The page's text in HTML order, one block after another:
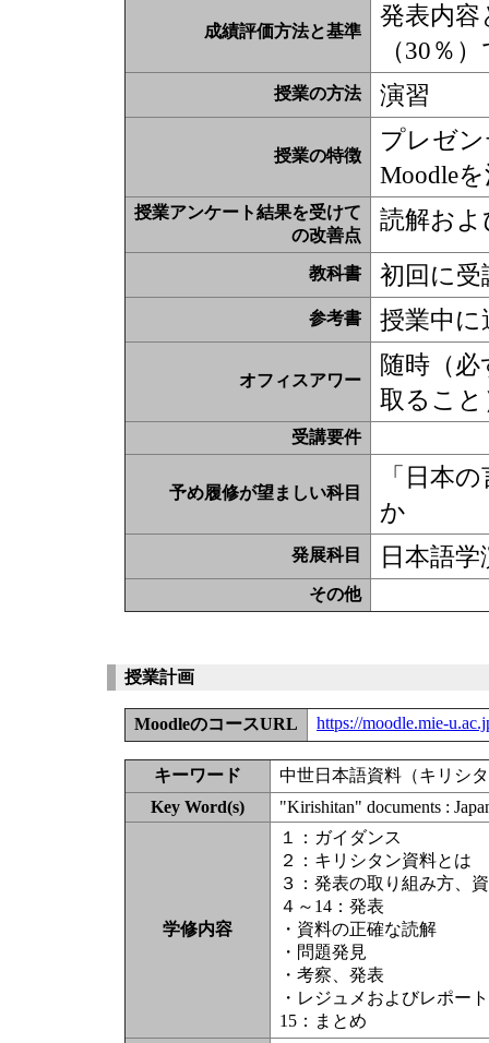
成績評価方法と基準
発表内容
（30％
授業の方法 演習
授業の特徴
プレゼ
Moodle
授業アンケート結果を受けて
の改善点
読解お
教科書 初回に受
参考書 授業中に
オフィスアワー
随時（
取ること
受講要件
予め履修が望ましい科目
「日本
か
発展科目 日本語
その他
授業計画
MoodleのコースURL https://moodle.mie-
キーワード
中世日本語資料（キリシ
Key Word(s)
"Kirishitan" documents :
学修内容
１：ガイダンス
２：キリシタン資料とは
３：発表の取り組み方、
４～14：発表
・資料の正確な読解
・問題発見
・考察、発表
・レジュメおよびレポー
15：まとめ